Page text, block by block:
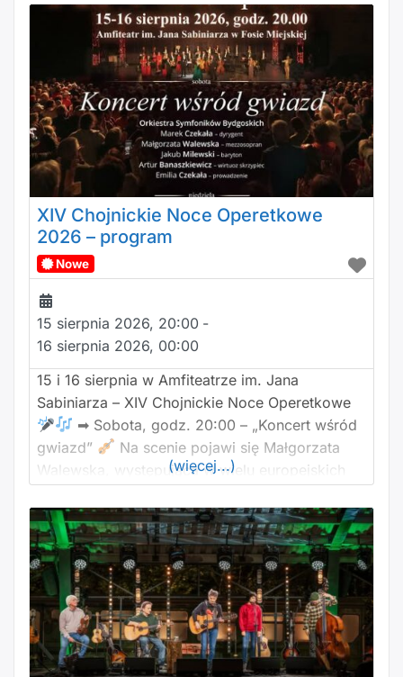
XIV Chojnickie Noce Operetkowe
2026 – program
Nowe
15 sierpnia 2026, 20:00 -
16 sierpnia 2026, 00:00
15 i 16 sierpnia w Amfiteatrze im. Jana
Sabiniarza – XIV Chojnickie Noce Operetkowe
➡ Sobota, godz. 20:00 – „Koncert wśród
gwiazd”
Na scenie pojawi się Małgorzata
Walewska, występująca w wielu europejskich
Twarz Brzmi Znajomo”, gdzie zasiada w jury.
Towarzyszyć jej będą: baryton Jakub Milewski
oraz wirtuoz skrzypiec Artur Banaszkiewicz. ➡
Niedziela,
(więcej...)